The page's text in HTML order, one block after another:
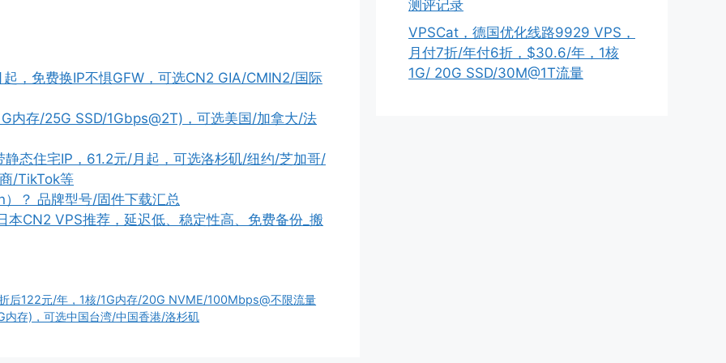
，免费换IP不惧GFW，可选CN2 GIA/CMIN2/国际
内存/25G SSD/1Gbps@2T)，可选美国/加拿大/法
态住宅IP，61.2元/月起，可选洛杉矶/纽约/芝加哥/
/TikTok等
？ 品牌型号/固件下载汇总
CN2 VPS推荐，延迟低、稳定性高、免费备份_搬
后122元/年，1核/1G内存/20G NVME/100Mbps@不限流量
存)，可选中国台湾/中国香港/洛杉矶
测评记录
VPSCat，德国优化线路9929 VPS，
月付7折/年付6折，$30.6/年，1核
1G/ 20G SSD/30M@1T流量